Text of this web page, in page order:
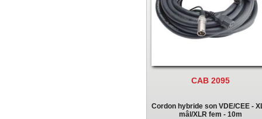
CAB 2095
Cordon hybride son VDE/CEE -
mâl/XLR fem - 10m